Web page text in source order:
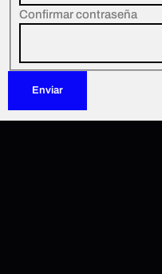
Confirmar contraseña